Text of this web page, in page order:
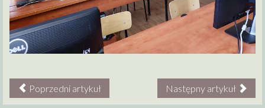
Poprzedni artykuł Następny artykuł